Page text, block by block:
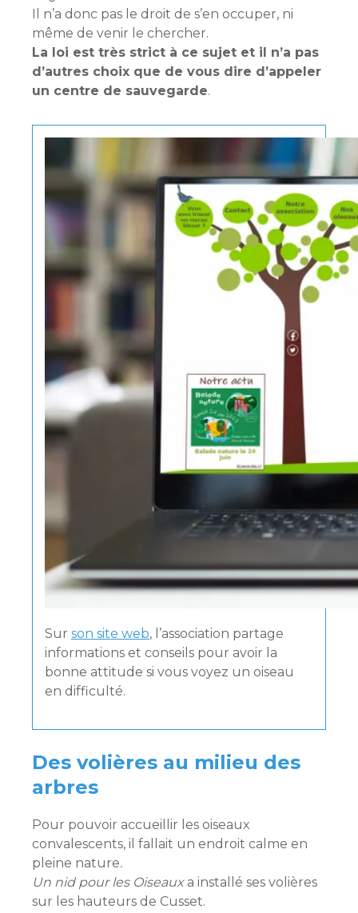
Il n’a donc pas le droit de s’en occuper, ni
même de venir le chercher.
La loi est très strict à ce sujet et il n’a pas
d’autres choix que de vous dire d’appeler
un centre de sauvegarde.
Sur son site web, l’association partage
informations et conseils pour avoir la
bonne attitude si vous voyez un oiseau
en difficulté.
Des volières au milieu des
arbres
Pour pouvoir accueillir les oiseaux
convalescents, il fallait un endroit calme en
pleine nature.
Un nid pour les Oiseauxa installé ses volières
sur les hauteurs de Cusset.